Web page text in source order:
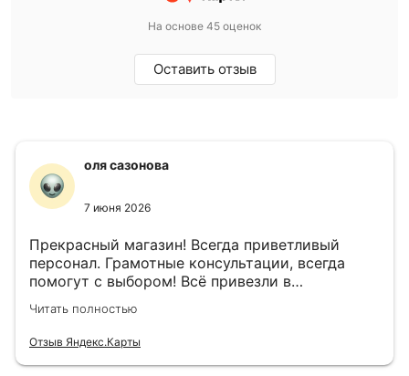
На основе 45 оценок
Оставить отзыв
оля сазонова
7 июня 2026
Прекрасный магазин! Всегда приветливый
персонал. Грамотные консультации, всегда
помогут с выбором! Всё привезли в
назначенный день!
Читать полностью
Отзыв Яндекс.Карты